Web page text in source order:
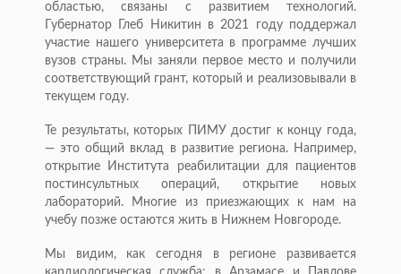
областью, связаны с развитием технологий.
Губернатор Глеб Никитин в 2021 году поддержал
участие нашего университета в программе лучших
вузов страны. Мы заняли первое место и получили
соответствующий грант, который и реализовывали в
текущем году.
Те результаты, которых ПИМУ достиг к концу года,
— это общий вклад в развитие региона. Например,
открытие Института реабилитации для пациентов
постинсультных операций, открытие новых
лабораторий. Многие из приезжающих к нам на
учебу позже остаются жить в Нижнем Новгороде.
Мы видим, как сегодня в регионе развивается